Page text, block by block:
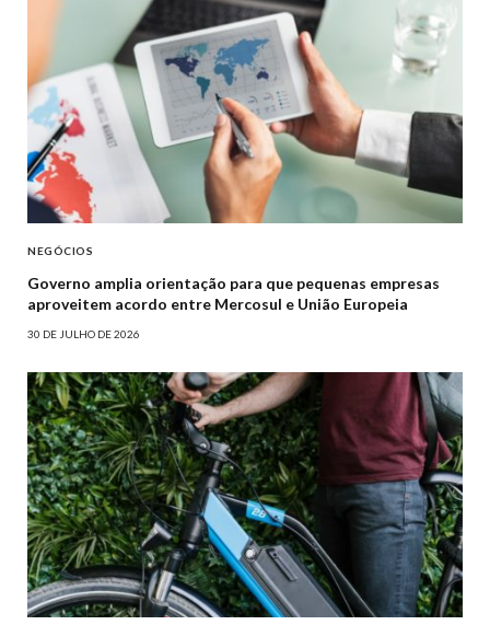
NEGÓCIOS
Governo amplia orientação para que pequenas empresas
aproveitem acordo entre Mercosul e União Europeia
30 DE JULHO DE 2026